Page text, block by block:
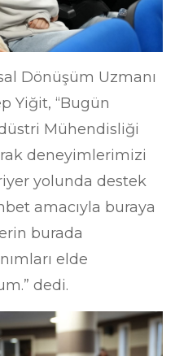
Dönüşüm Uzmanı
Yiğit, “Bugün
Mühendisliği
deneyimlerimizi
yolunda destek
amacıyla buraya
burada
elde
dedi.